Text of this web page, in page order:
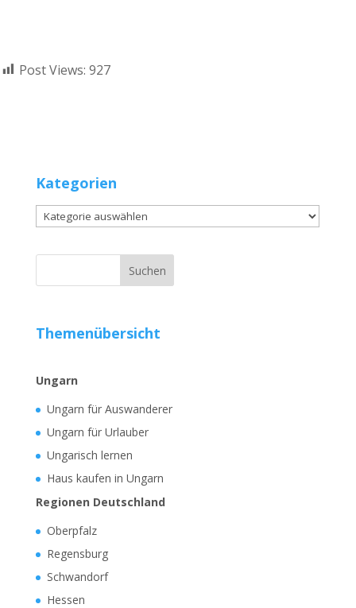
Post Views: 927
Kategorien
Kategorien
Themenübersicht
Ungarn
Ungarn für Auswanderer
Ungarn für Urlauber
Ungarisch lernen
Haus kaufen in Ungarn
Regionen Deutschland
Oberpfalz
Regensburg
Schwandorf
Hessen